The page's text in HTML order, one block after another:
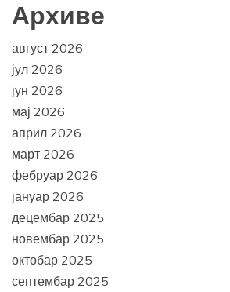
Архиве
август 2026
јул 2026
јун 2026
мај 2026
април 2026
март 2026
фебруар 2026
јануар 2026
децембар 2025
новембар 2025
октобар 2025
септембар 2025